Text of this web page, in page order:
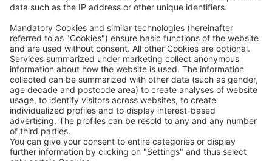
Accessibility Statement
ROWE SOCIAL
CERTIFICADO POR
APOIAMOS